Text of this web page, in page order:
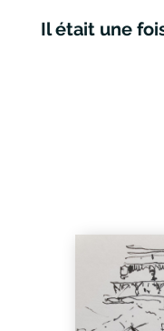
Il était une